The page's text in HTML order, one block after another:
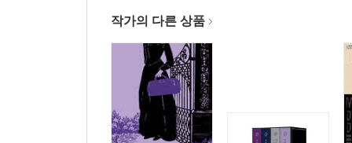
작가의 다른 상품